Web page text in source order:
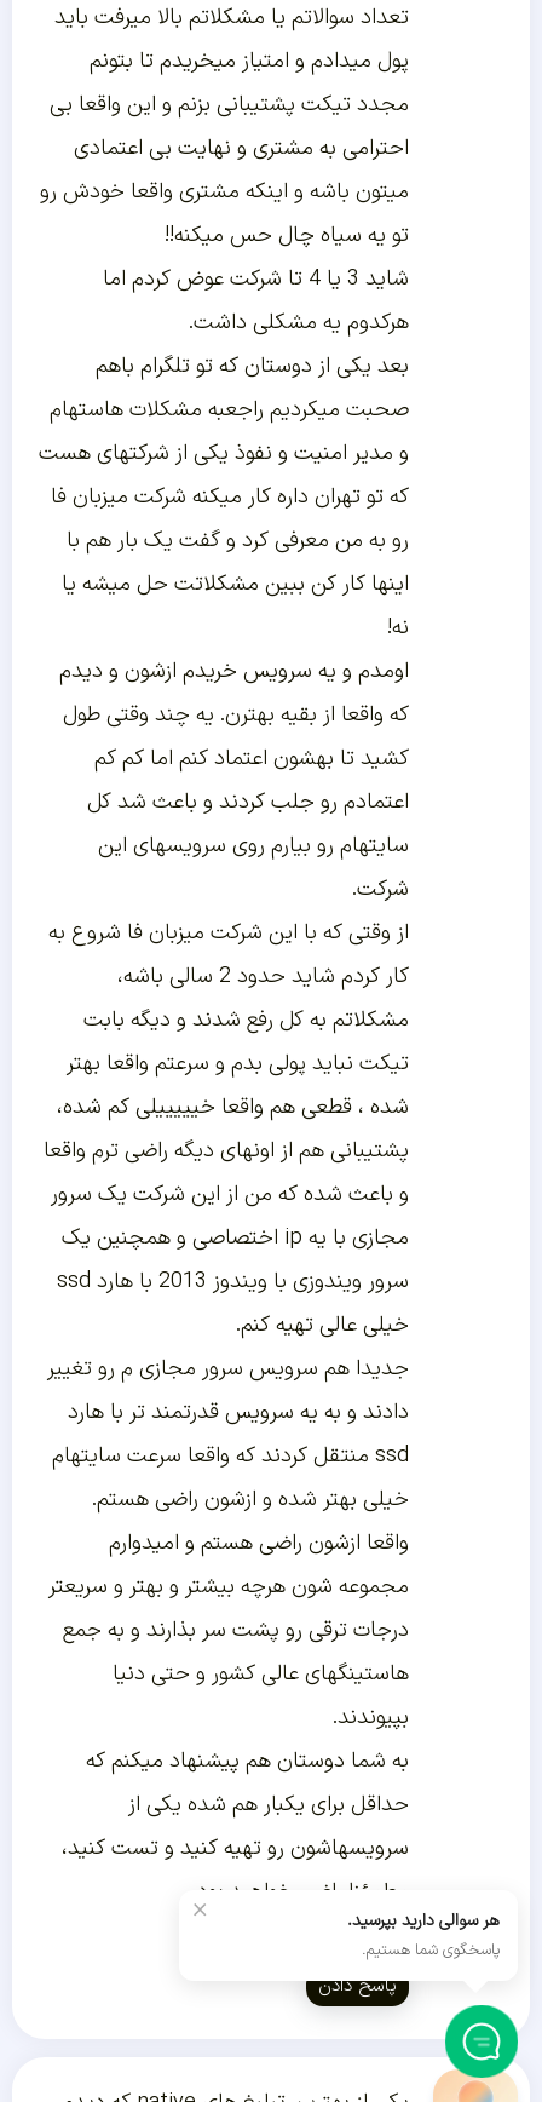
تعداد سوالاتم یا مشکلاتم بالا میرفت باید
پول میدادم و امتیاز میخریدم تا بتونم
مجدد تیکت پشتیبانی بزنم و این واقعا بی
احترامی به مشتری و نهایت بی اعتمادی
میتون باشه و اینکه مشتری واقعا خودش رو
تو یه سیاه چال حس میکنه!!
شاید 3 یا 4 تا شرکت عوض کردم اما
هرکدوم یه مشکلی داشت.
بعد یکی از دوستان که تو تلگرام باهم
صحبت میکردیم راجعبه مشکلات هاستهام
و مدیر امنیت و نفوذ یکی از شرکتهای هست
که تو تهران داره کار میکنه شرکت میزبان فا
رو به من معرفی کرد و گفت یک بار هم با
اینها کار کن ببین مشکلاتت حل میشه یا
نه!
اومدم و یه سرویس خریدم ازشون و دیدم
که واقعا از بقیه بهترن. یه چند وقتی طول
کشید تا بهشون اعتماد کنم اما کم کم
اعتمادم رو جلب کردند و باعث شد کل
سایتهام رو بیارم روی سرویسهای این
شرکت.
از وقتی که با این شرکت میزبان فا شروع به
کار کردم شاید حدود 2 سالی باشه،
مشکلاتم به کل رفع شدند و دیگه بابت
تیکت نباید پولی بدم و سرعتم واقعا بهتر
شده ، قطعی هم واقعا خیییییلی کم شده،
پشتیبانی هم از اونهای دیگه راضی ترم واقعا
و باعث شده که من از این شرکت یک سرور
مجازی با یه ip اختصاصی و همچنین یک
سرور ویندوزی با ویندوز 2013 با هارد ssd
خیلی عالی تهیه کنم.
جدیدا هم سرویس سرور مجازی م رو تغییر
دادند و به یه سرویس قدرتمند تر با هارد
ssd منتقل کردند که واقعا سرعت سایتهام
خیلی بهتر شده و ازشون راضی هستم.
واقعا ازشون راضی هستم و امیدوارم
مجموعه شون هرچه بیشتر و بهتر و سریعتر
درجات ترقی رو پشت سر بذارند و به جمع
هاستینگهای عالی کشور و حتی دنیا
بپیوندند.
به شما دوستان هم پیشنهاد میکنم که
حداقل برای یکبار هم شده یکی از
سرویسهاشون رو تهیه کنید و تست کنید،
مطمئنا راضی خواهید بود.
یا حق
پاسخ دادن
× هر سوالی دارید بپرسید.
پاسخگوی شما هستیم.